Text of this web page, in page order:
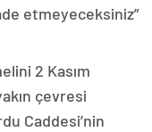
etmeyeceksiniz”
2 Kasım
çevresi
Caddesi’nin